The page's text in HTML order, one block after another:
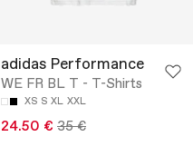
adidas Performance
WE FR BL T - T-Shirts
XS S XL XXL
24.50 € 35 €